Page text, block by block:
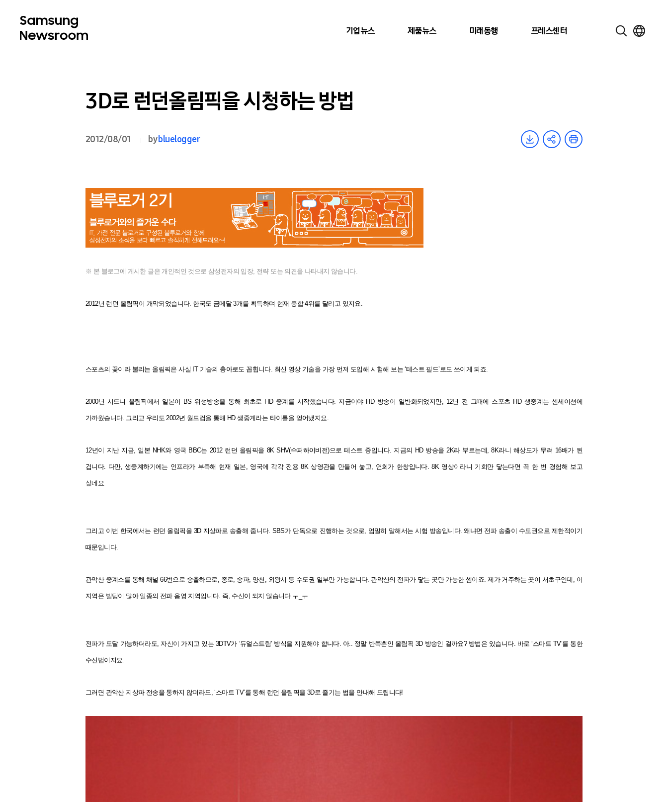
기업뉴스 제품뉴스 미래동행 프레스센터
3D로 런던올림픽을 시청하는 방법
2012/08/01 bybluelogger
※ 본 블로그에 게시한 글은 개인적인 것으로 삼성전자의 입장, 전략 또는 의견을 나타내지 않습니다.
2012년 런던 올림픽이 개막되었습니다. 한국도 금메달 3개를 획득하며 현재 종합 4위를 달리고 있지요.
스포츠의 꽃이라 불리는 올림픽은 사실 IT 기술의 총아로도 꼽힙니다. 최신 영상 기술을 가장 먼저 도입해 시험해 보는 ‘테스트 필드’로도 쓰이게 되죠.
2000년 시드니 올림픽에서 일본이 BS 위성방송을 통해 최초로 HD 중계를 시작했습니다. 지금이야 HD 방송이 일반화되었지만, 12년 전 그때에 스포츠 HD 생중계는 센세이션에
가까웠습니다. 그리고 우리도 2002년 월드컵을 통해 HD 생중계라는 타이틀을 얻어냈지요.
12년이 지난 지금, 일본 NHK와 영국 BBC는 2012 런던 올림픽을 8K SHV(수퍼하이비전)으로 테스트 중입니다. 지금의 HD 방송을 2K라 부르는데, 8K라니 해상도가 무려 16배가 된
겁니다. 다만, 생중계하기에는 인프라가 부족해 현재 일본, 영국에 각각 전용 8K 상영관을 만들어 놓고, 연회가 한창입니다.8K 영상이라니 기회만 닿는다면 꼭 한 번 경험해 보고
싶네요.
그리고 이번 한국에서는 런던 올림픽을 3D 지상파로 송출해 줍니다. SBS가 단독으로 진행하는 것으로, 엄밀히 말해서는 시험 방송입니다. 왜냐면 전파 송출이 수도권으로 제한적이기
때문입니다.
관악산 중계소를 통해 채널 66번으로 송출하므로, 종로, 송파, 양천, 외왕시 등 수도권 일부만 가능합니다. 관악산의 전파가 닿는 곳만 가능한 셈이죠.제가 거주하는 곳이 서초구인데, 이
지역은 빌딩이 많아 일종의 전파 음영 지역입니다. 즉, 수신이 되지 않습니다 ㅜ_ㅜ
전파가 도달 가능하더라도, 자신이 가지고 있는 3DTV가 ‘듀얼스트림’ 방식을 지원해야 합니다. 아.. 정말 반쪽뿐인 올림픽 3D 방송인 걸까요? 방법은 있습니다. 바로 ‘스마트 TV’를 통한
수신법이지요.
그러면 관악산 지상파 전송을 통하지 않더라도, ‘스마트 TV’를 통해 런던 올림픽을 3D로 즐기는 법을 안내해 드립니다!